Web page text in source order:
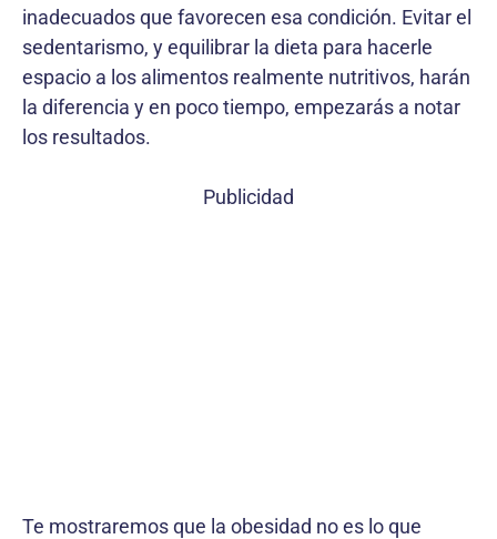
inadecuados que favorecen esa condición. Evitar el
sedentarismo, y equilibrar la dieta para hacerle
espacio a los alimentos realmente nutritivos, harán
la diferencia y en poco tiempo, empezarás a notar
los resultados.
Publicidad
Te mostraremos que la obesidad no es lo que